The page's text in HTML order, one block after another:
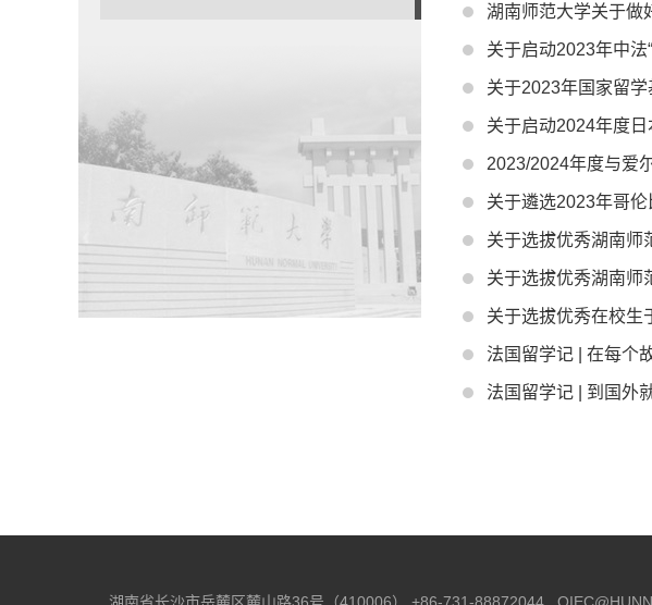
湖南师范大学关于做
关于启动2023年中法
关于2023年国家留
关于启动2024年度
2023/2024年度与爱
关于遴选2023年哥
关于选拔优秀湖南师
关于选拔优秀湖南师
关于选拔优秀在校生
法国留学记 | 在每个
法国留学记 | 到国外